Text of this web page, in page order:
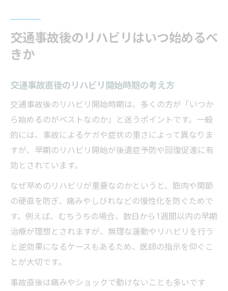
と注意点
枚方市でリハビリ費用の目安を知る方法
枚方市で交通事故リハビリ費用を調べるポ
イント
リハビリ費用の目安と交通事故の保険対応
交通事故後の費用負担を抑える情報収集法
交通事故リハビリ費用と保険適用の注意点
通院頻度から考える効果的なリハビリ計画
交通事故リハビリ通院頻度の決め方と目安
枚方市で交通事故後に最適な通院スケジュ
ール
交通事故後のリハビリはいつ始めるべ
きか
交通事故直後のリハビリ開始時期の考え方
交通事故後のリハビリ開始時期は、多くの方が「いつか
ら始めるのがベストなのか」と迷うポイントです。一般
的には、事故によるケガや症状の重さによって異なりま
すが、早期のリハビリ開始が後遺症予防や回復促進に有
効とされています。
なぜ早めのリハビリが重要なのかというと、筋肉や関節
の硬直を防ぎ、痛みやしびれなどの慢性化を防ぐためで
す。例えば、むちうちの場合、数日から1週間以内の早期
治療が理想とされますが、無理な運動やリハビリを行う
と逆効果になるケースもあるため、医師の指示を仰ぐこ
とが大切です。
事故直後は痛みやショックで動けないことも多いです